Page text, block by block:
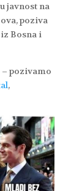
javnost na
poziva
Bosna i
– pozivamo
,